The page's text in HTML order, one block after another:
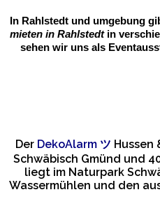
In Rahlstedt und umgebung
mieten in Rahlstedtin
sehen wir uns als
Der DekoAlarm ツ Hussen
Schwäbisch Gmünd und
liegt im Naturpark
Wassermühlen und den